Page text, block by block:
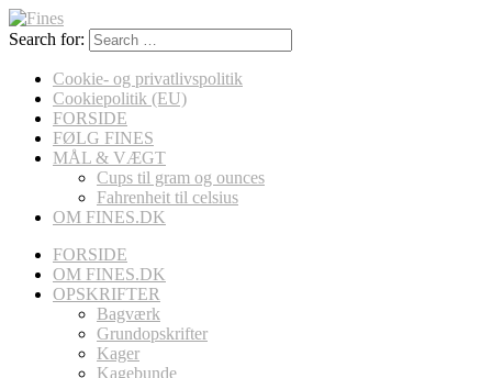
Search for:
Cookie- og privatlivspolitik
Cookiepolitik (EU)
FORSIDE
FØLG FINES
MÅL & VÆGT
Cups til gram og ounces
Fahrenheit til celsius
OM FINES.DK
FORSIDE
OM FINES.DK
OPSKRIFTER
Bagværk
Grundopskrifter
Kager
Kagebunde